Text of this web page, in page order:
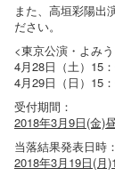
また、高垣彩陽出
ださい。
<東京公演・よみ
4月28日（土）15
4月29日（日）15
受付期間：
2018年3月9日(金)
当落結果発表日時：
2018年3月19日(月